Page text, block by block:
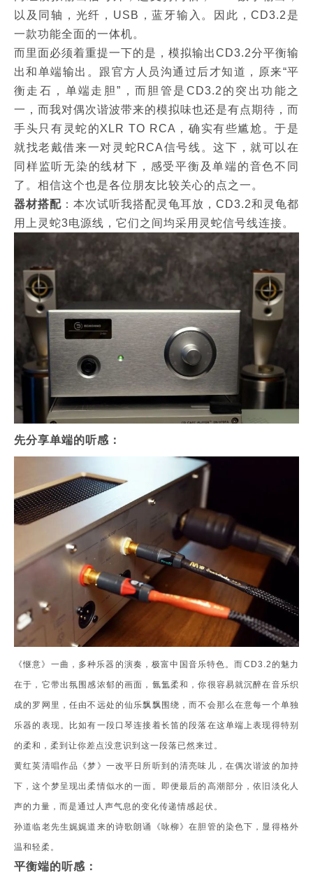
以及同轴，光纤，USB，蓝牙输入。因此，CD3.2是
一款功能全面的一体机。
而里面必须着重提一下的是，模拟输出CD3.2分平衡输
出和单端输出。跟官方人员沟通过后才知道，原来“平
衡走石，单端走胆”，而胆管是CD3.2的突出功能之
一，而我对偶次谐波带来的模拟味也还是有点期待，而
手头只有灵蛇的XLR TO RCA，确实有些尴尬。于是
就找老戴借来一对灵蛇RCA信号线。这下，就可以在
同样监听无染的线材下，感受平衡及单端的音色不同
了。相信这个也是各位朋友比较关心的点之一。
器材搭配 ：本次试听我搭配灵龟耳放，CD3.2和灵龟都
用上灵蛇3电源线，它们之间均采用灵蛇信号线连接。
先分享单端的听感：
《惬意》一曲，多种乐器的演奏，极富中国音乐特色。而CD3.2的魅力
在于，它带出氛围感浓郁的画面，氤氲柔和，你很容易就沉醉在音乐织
成的罗网里，任由不远处的仙乐飘飘围绕，而不会那么在意每一个单独
乐器的表现。比如有一段口琴连接着长笛的段落在这单端上表现得特别
的柔和，柔到让你差点没意识到这一段落已然来过。
黄红英清唱作品《梦》一改平日所听到的清亮味儿，在偶次谐波的加持
下，这个梦呈现出柔情似水的一面。即便最后的高潮部分，依旧淡化人
声的力量，而是通过人声气息的变化传递情感起伏。
孙道临老先生娓娓道来的诗歌朗诵《咏柳》在胆管的染色下，显得格外
温和轻柔。
平衡端的听感：